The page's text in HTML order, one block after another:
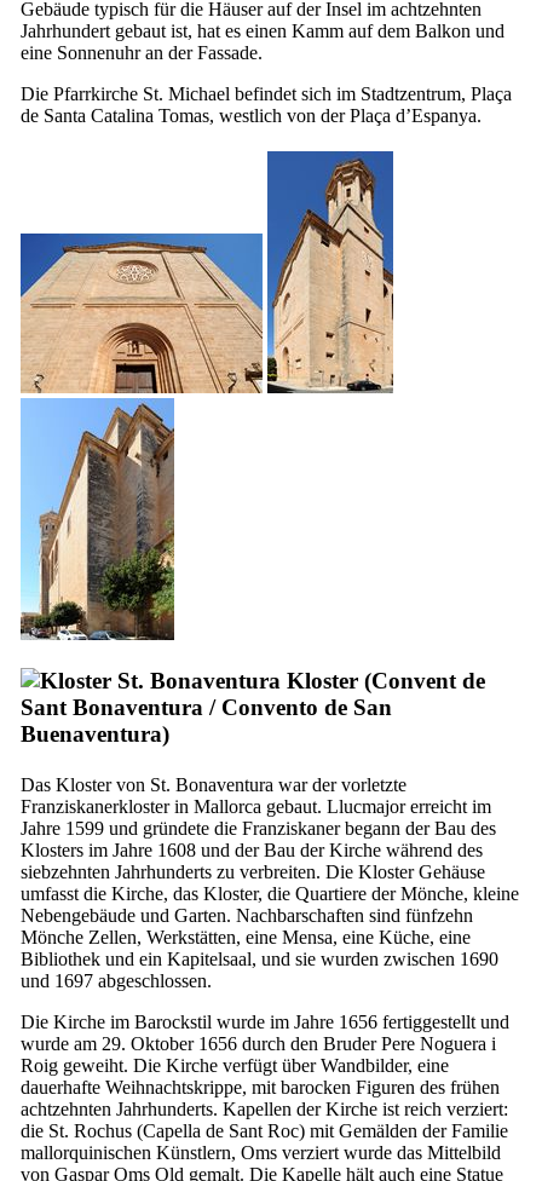
Gebäude typisch für die Häuser auf der Insel im achtzehnten
Jahrhundert gebaut ist, hat es einen Kamm auf dem Balkon und
eine Sonnenuhr an der Fassade.
Die Pfarrkirche St. Michael befindet sich im Stadtzentrum, Plaça
de Santa Catalina Tomas, westlich von derPlaça d’Espanya.
St. Bonaventura Kloster (Convent de
Sant Bonaventura / Convento de San
Buenaventura)
Das Kloster von St. Bonaventura war der vorletzte
Franziskanerkloster in Mallorca gebaut. Llucmajorerreicht im
Jahre 1599 und gründete die Franziskaner begann der Bau des
Klosters im Jahre 1608 und der Bau der Kirche während des
siebzehnten Jahrhunderts zu verbreiten. Die Kloster Gehäuse
umfasst die Kirche, das Kloster, die Quartiere der Mönche, kleine
Nebengebäude und Garten. Nachbarschaften sind fünfzehn
Mönche Zellen, Werkstätten, eine Mensa, eine Küche, eine
Bibliothek und ein Kapitelsaal, und sie wurden zwischen 1690
und 1697 abgeschlossen.
Die Kirche im Barockstil wurde im Jahre 1656 fertiggestellt und
wurde am 29. Oktober 1656 durch den BruderPere Noguera i
Roig geweiht. Die Kirche verfügt über Wandbilder, eine
dauerhafte Weihnachtskrippe, mit barocken Figuren des frühen
achtzehnten Jahrhunderts. Kapellen der Kirche ist reich verziert:
die St. Rochus (Capella de Sant Roc) mit Gemälden der Familie
mallorquinischen Künstlern, Oms verziert wurde das Mittelbild
von Gaspar Oms Old gemalt. Die Kapelle hält auch eine Statue